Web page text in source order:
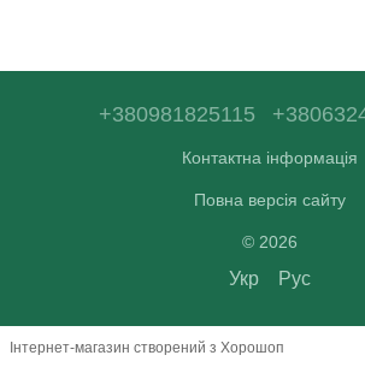
+380981825115
Контактна інформація
Повна версія сайту
© 2026
Укр Рус
Інтернет-магазин створений з Хорошоп